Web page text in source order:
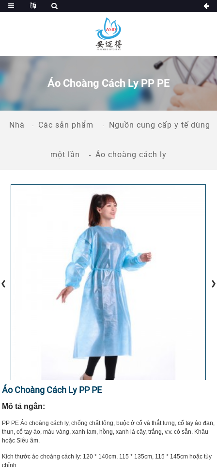
Áo Choàng Cách Ly PP PE
Nhà Các sản phẩm Nguồn cung cấp y tế dùng
một lần Áo choàng cách ly
Áo Choàng Cách Ly PP PE
Mô tả ngắn:
PP PE Áo choàng cách ly, chống chất lỏng, buộc ở cổ và thắt lưng, cổ tay áo đan,
thun, cổ tay áo, màu vàng, xanh lam, hồng, xanh lá cây, trắng, v.v. có sẵn. Khâu
hoặc Siêu âm.
Kích thước áo choàng cách ly: 120 * 140cm, 115 * 135cm, 115 * 145cm hoặc tùy
chỉnh.